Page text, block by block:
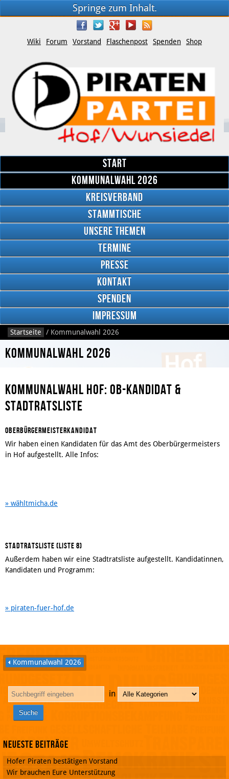
Springe zum Inhalt.
Facebook
Twitter
Google
Plus
YouTube
Wiki Forum Vorstand Flaschenpost Spenden Shop
Start
Kommunalwahl 2026
Kreisverband
Stammtische
Unsere Themen
Termine
Presse
Kontakt
Spenden
Impressum
Startseite / Kommunalwahl 2026
Kommunalwahl 2026
Kommunalwahl Hof: OB-Kandidat &
Stadtratsliste
Oberbürgermeisterkandidat
Wir haben einen Kandidaten für das Amt des Oberbürgermeisters
in Hof aufgestellt. Alle Infos:
» wähltmicha.de
Stadtratsliste (Liste 8)
Außerdem haben wir eine Stadtratsliste aufgestellt. Kandidatinnen,
Kandidaten und Programm:
» piraten-fuer-hof.de
Kommunalwahl 2026
in
Neueste Beiträge
Hofer Piraten bestätigen Vorstand
Wir brauchen Eure Unterstützung